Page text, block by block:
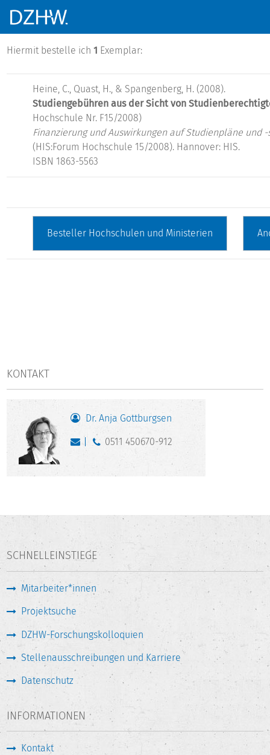
Hiermit bestelle ich1 Exemplar:
Heine, C., Quast, H., & Spangenberg, H. (2008).
Studiengebühren aus der Sicht von
Hochschule Nr. F15/2008)
Finanzierung und Auswirkungen auf Studienpläne und
(HIS:Forum Hochschule 15/2008). Hannover: HIS.
ISBN 1863-5563
KONTAKT
Dr. Anja Gottburgsen
0511 450670-912
SCHNELLEINSTIEGE
Mitarbeiter*innen
Projektsuche
DZHW-Forschungskolloquien
Stellenausschreibungen und Karriere
Datenschutz
INFORMATIONEN
Kontakt